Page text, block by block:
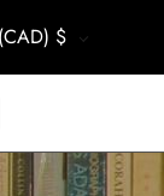
(CAD) $